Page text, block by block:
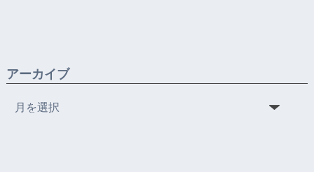
アーカイブ